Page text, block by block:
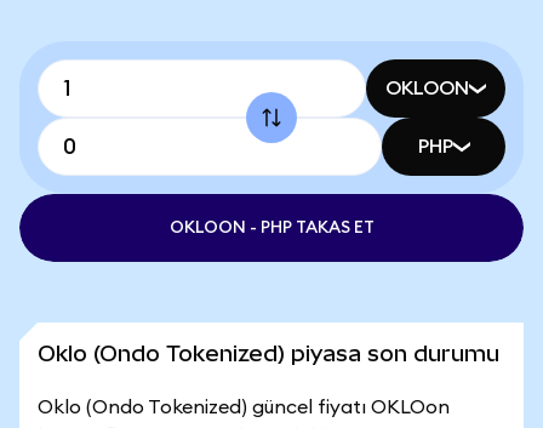
OKLOON
PHP
OKLOON - PHP TAKAS ET
Oklo (Ondo Tokenized) piyasa son durumu
Oklo (Ondo Tokenized) güncel fiyatı OKLOon